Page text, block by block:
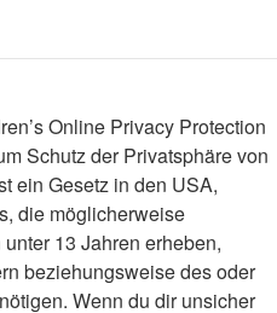
Online Privacy Protection
Schutz der Privatsphäre von
ein Gesetz in den USA,
die möglicherweise
13 Jahren erheben,
beziehungsweise des oder
Wenn du dir unsicher